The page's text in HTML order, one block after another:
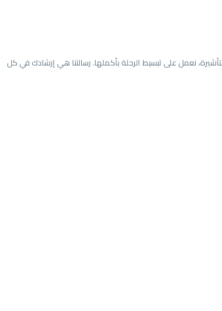
نعمل على تبسيط الرحلة بأكملها. رسالتنا هي إرشادك في كل